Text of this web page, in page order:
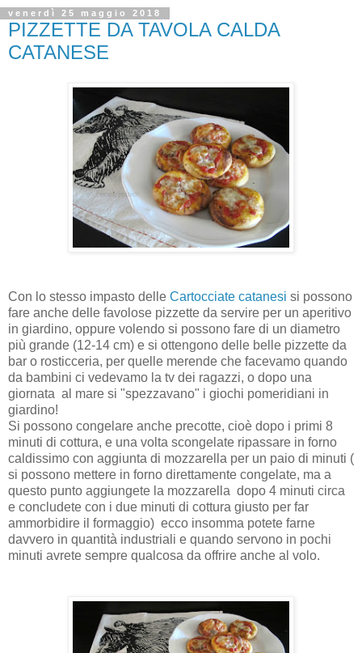
venerdì 25 maggio 2018
PIZZETTE DA TAVOLA CALDA
CATANESE
Con lo stesso impasto delle Cartocciate catanesi si possono
fare anche delle favolose pizzette da servire per un aperitivo
in giardino, oppure volendo si possono fare di un diametro
più grande (12-14 cm) e si ottengono delle belle pizzette da
bar o rosticceria, per quelle merende che facevamo quando
da bambini ci vedevamo la tv dei ragazzi, o dopo una
giornata al mare si "spezzavano" i giochi pomeridiani in
giardino!
Si possono congelare anche precotte, cioè dopo i primi 8
minuti di cottura, e una volta scongelate ripassare in forno
caldissimo con aggiunta di mozzarella per un paio di minuti (
si possono mettere in forno direttamente congelate, ma a
questo punto aggiungete la mozzarella dopo 4 minuti circa
e concludete con i due minuti di cottura giusto per far
ammorbidire il formaggio) ecco insomma potete farne
davvero in quantità industriali e quando servono in pochi
minuti avrete sempre qualcosa da offrire anche al volo.